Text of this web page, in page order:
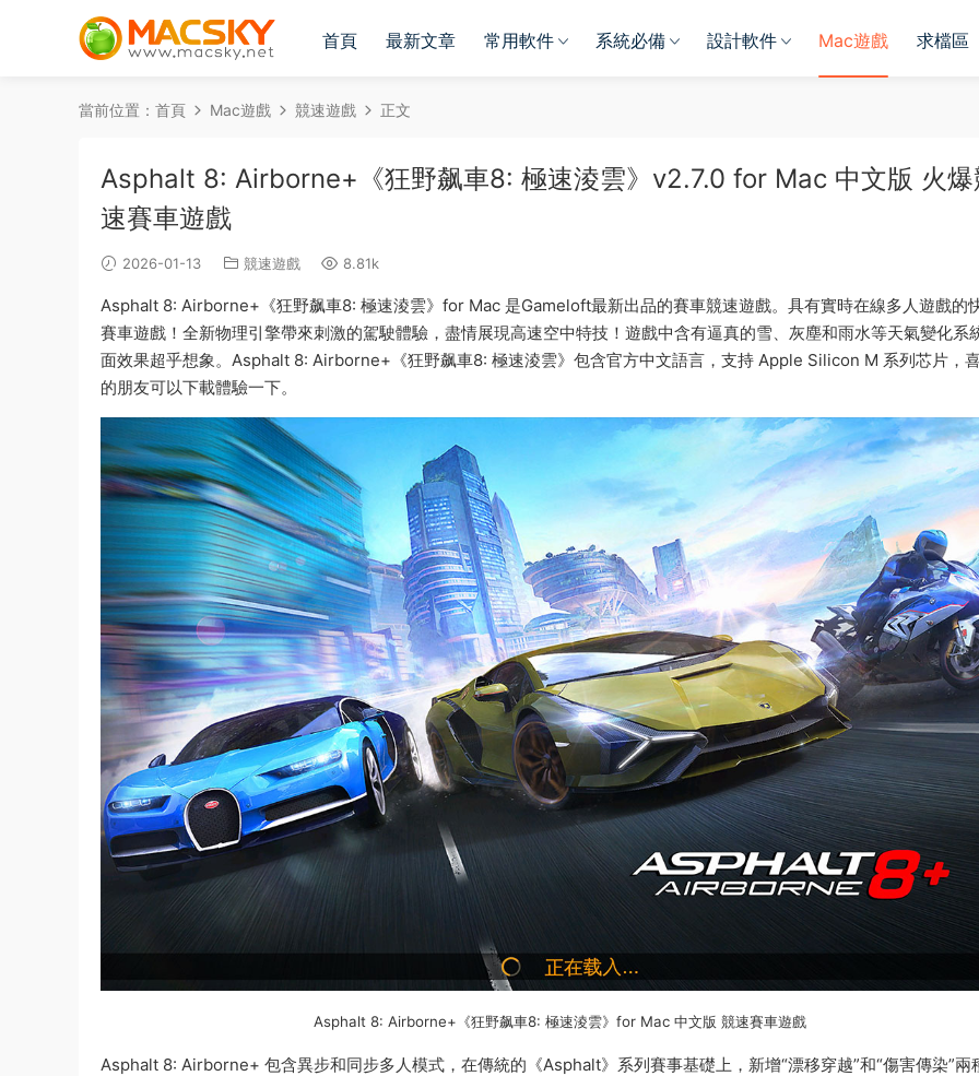
首頁 最新文章 常用軟件 系統必備 設計軟件 Mac遊戲 求檔區
當前位置： 首頁 Mac遊戲 競速遊戲 正文
Asphalt 8: Airborne+《狂野飙車8: 極速淩雲》v2.7.0 for Mac 中文版 火爆
速賽車遊戲
2026-01-13 競速遊戲 8.81k
Asphalt 8: Airborne+《狂野飙車8: 極速淩雲》for Mac 是Gameloft最新出品的賽車競速遊戲。具有實時在線多人遊戲的
賽車遊戲！全新物理引擎帶來刺激的駕駛體驗，盡情展現高速空中特技！遊戲中含有逼真的雪、灰塵和雨水等天氣變化系
面效果超乎想象。Asphalt 8: Airborne+《狂野飙車8: 極速淩雲》包含官方中文語言，支持 Apple Silicon M 系列芯片，
的朋友可以下載體驗一下。
Asphalt 8: Airborne+《狂野飙車8: 極速淩雲》for Mac 中文版 競速賽車遊戲
Asphalt 8: Airborne+ 包含異步和同步多人模式，在傳統的《Asphalt》系列賽事基礎上，新增“漂移穿越”和“傷害傳染”兩